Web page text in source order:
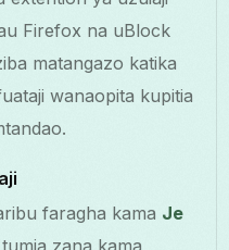
Firefox na uBlock
matangazo katika
wanaopita kupitia
faragha kama Je
zana kama